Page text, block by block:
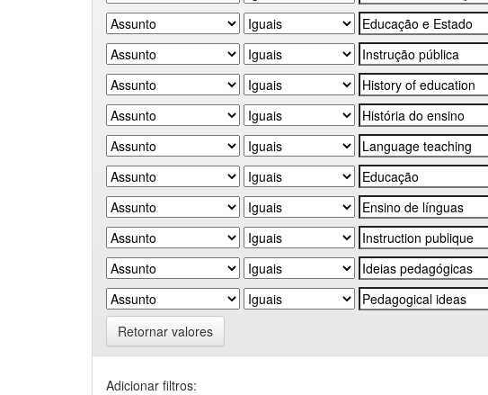
Retornar valores
Adicionar filtros: